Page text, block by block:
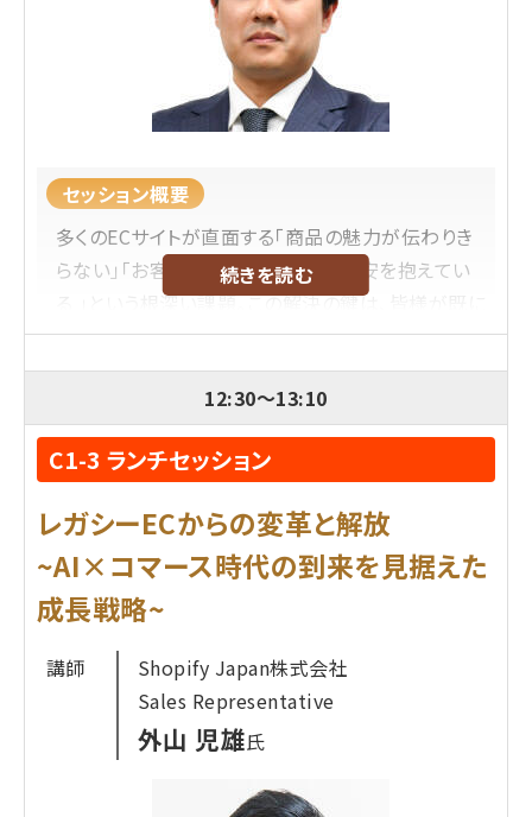
セッション概要
多くのECサイトが直面する「商品の魅力が伝わりき
らない」「お客様は『自分に合うか』不安を抱えてい
る 」という根深い課題。この解決の鍵は、皆様が既に
社内に抱えている"最高の資産"、すなわち店舗ス
タッフの優れた「接客力」に他なりません 。
本セミナーは、その「接客力」という無形の資産を、
ECサイトの売上とCVRを最大化させるための具体的
す。
単なるコーディネート写真の掲載で終わる"なんと
なく運用"から完全に脱却し、
る化し、正当に評価する仕組み 。
モチベーションを劇的に高め、楽しみながら投稿を
継続できる環境づくり
店舗での接客をEC売上に直結させるOMO戦略の具
続きを読む
12:30～13:10
C1-3 ランチセッション
レガシーECからの変革と解放
~AI×コマース時代の到来を見据えた
成長戦略~
講師
Shopify Japan株式会社
Sales Representative
外山 児雄氏